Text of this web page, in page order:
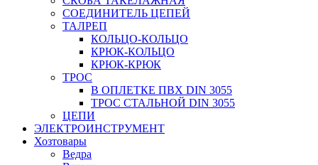
СОЕДИНИТЕЛЬ ЦЕПЕЙ
ТАЛРЕП
КОЛЬЦО-КОЛЬЦО
КРЮК-КОЛЬЦО
КРЮК-КРЮК
ТРОС
В ОПЛЕТКЕ ПВХ DIN 3055
ТРОС СТАЛЬНОЙ DIN 3055
ЦЕПИ
ЭЛЕКТРОИНСТРУМЕНТ
Хозтовары
Ведра